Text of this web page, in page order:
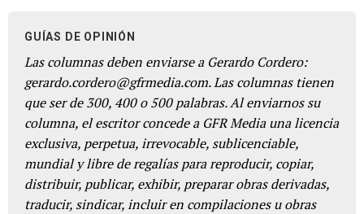
GUÍAS DE OPINIÓN
Las columnas deben enviarse a Gerardo Cordero:
gerardo.cordero@gfrmedia.com. Las columnas tienen
que ser de 300, 400 o 500 palabras. Al enviarnos su
columna, el escritor concede a GFR Media una licencia
exclusiva, perpetua, irrevocable, sublicenciable,
mundial y libre de regalías para reproducir, copiar,
distribuir, publicar, exhibir, preparar obras derivadas,
traducir, sindicar, incluir en compilaciones u obras